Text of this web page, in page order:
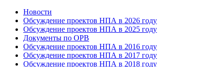
Новости
Обсуждение проектов НПА в 2026 году
Обсуждение проектов НПА в 2025 году
Документы по ОРВ
Обсуждение проектов НПА в 2016 году
Обсуждение проектов НПА в 2017 году
Обсуждение проектов НПА в 2018 году